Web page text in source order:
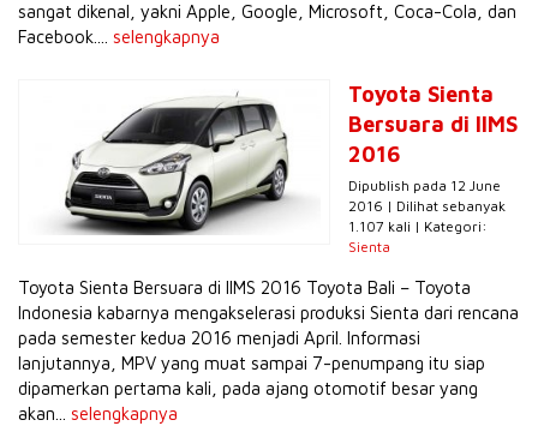
sangat dikenal, yakni Apple, Google, Microsoft, Coca-Cola, dan
Facebook.... selengkapnya
Toyota Sienta
Bersuara di IIMS
2016
Dipublish pada 12 June
2016 | Dilihat sebanyak
1.107 kali | Kategori:
Sienta
Toyota Sienta Bersuara di IIMS 2016 Toyota Bali – Toyota
Indonesia kabarnya mengakselerasi produksi Sienta dari rencana
pada semester kedua 2016 menjadi April. Informasi
lanjutannya, MPV yang muat sampai 7-penumpang itu siap
dipamerkan pertama kali, pada ajang otomotif besar yang
akan... selengkapnya